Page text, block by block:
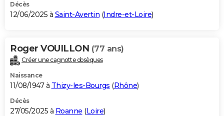
Décès
12/06/2025 à Saint-Avertin (Indre-et-Loire)
Roger VOUILLON (77 ans)
Créer une cagnotte obsèques
Naissance
11/08/1947 à Thizy-les-Bourgs (Rhône)
Décès
27/05/2025 à Roanne (Loire)